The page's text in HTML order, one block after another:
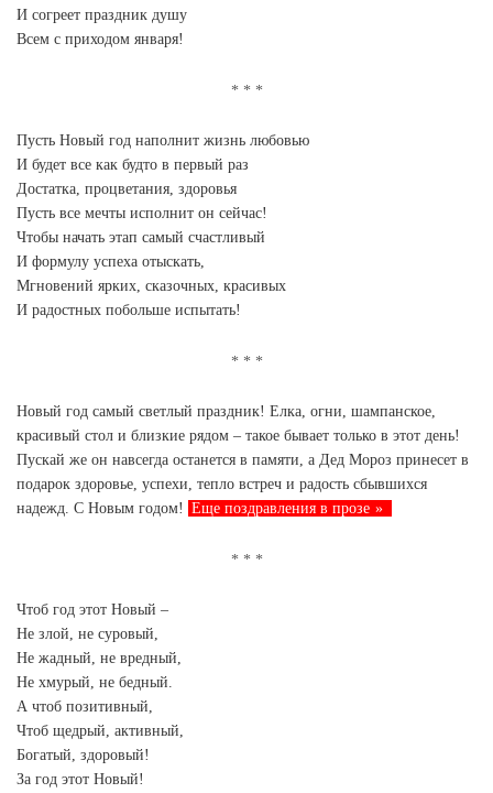
И согреет праздник душу
Всем с приходом января!
Пусть Новый год наполнит жизнь любовью
И будет все как будто в первый раз
Достатка, процветания, здоровья
Пусть все мечты исполнит он сейчас!
Чтобы начать этап самый счастливый
И формулу успеха отыскать,
Мгновений ярких, сказочных, красивых
И радостных побольше испытать!
Новый год самый светлый праздник! Елка, огни, шампанское,
красивый стол и близкие рядом – такое бывает только в этот день!
Пускай же он навсегда останется в памяти, а Дед Мороз принесет в
подарок здоровье, успехи, тепло встреч и радость сбывшихся
надежд. С Новым годом! Еще поздравления в прозе
Чтоб год этот Новый –
Не злой, не суровый,
Не жадный, не вредный,
Не хмурый, не бедный.
А чтоб позитивный,
Чтоб щедрый, активный,
Богатый, здоровый!
За год этот Новый!